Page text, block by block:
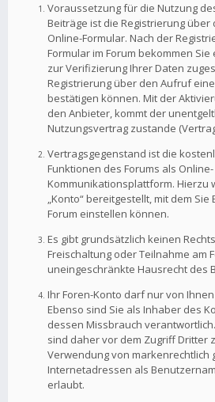
Voraussetzung für die Nutzung
Beiträge ist die Registrierung
Online-Formular. Nach der
Formular im Forum bekommen
zur Verifizierung Ihrer Daten
Registrierung über den Aufruf
bestätigen können. Mit der
den Anbieter, kommt der
Nutzungsvertrag zustande
Vertragsgegenstand ist die
Funktionen des Forums als Online-
Kommunikationsplattform. Hierzu
„Konto“ bereitgestellt, mit dem
Forum einstellen können.
Es gibt grundsätzlich keinen
Freischaltung oder Teilnahme am
uneingeschränkte Hausrecht des
Ihr Foren-Konto darf nur von
Ebenso sind Sie als Inhaber des
dessen Missbrauch
sind daher vor dem Zugriff Dritter
Verwendung von markenrechtlich
Internetadressen als
erlaubt.